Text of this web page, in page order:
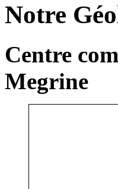
Notre
Centre
Megrine